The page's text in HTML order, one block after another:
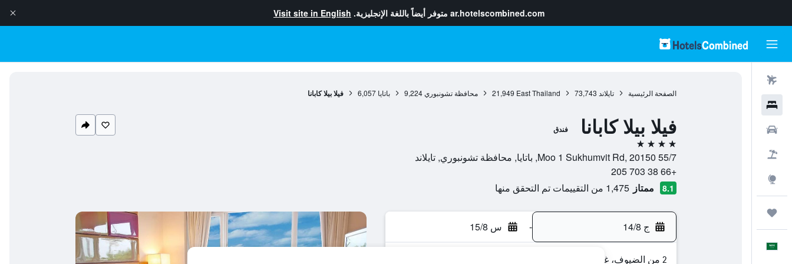
ar.hotelscombined.com متوفر أيضاً باللغة الإنجليزية. Visit site in English
الصفحة الرئيسية تايلاند 73,743
East Thailand
21,949 محافظة تشونبوري 9,224 باتايا 6,057 فيلا بيلا كابانا
فيلا بيلا كابانا فندق
4 نجوم
55/7 Moo 1 Sukhumvit Rd, 20150, باتايا, محافظة تشونبوري, تايلاند
+66 38 703 205
8.1 ممتاز 1,475 من التقييمات تم التحقق منها
ج 14/8 - س 15/8
2 من الضيوف، غرفة واحدة